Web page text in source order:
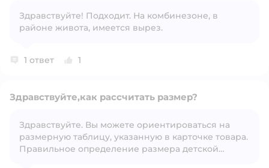
Открыть вопрос
Здравствуйте! Подходит. На комбинезоне, в
районе живота, имеется вырез.
1 ответ 1
Открыть вопрос
Здравствуйте,как рассчитать размер?
Здравствуйте. Вы можете ориентироваться на
размерную таблицу, указанную в карточке товара.
Правильное определение размера детской